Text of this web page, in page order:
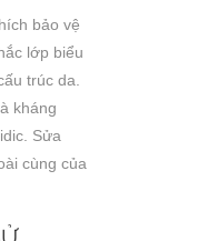
bảo vệ
lớp biểu
trúc da.
kháng
Sửa
cùng của